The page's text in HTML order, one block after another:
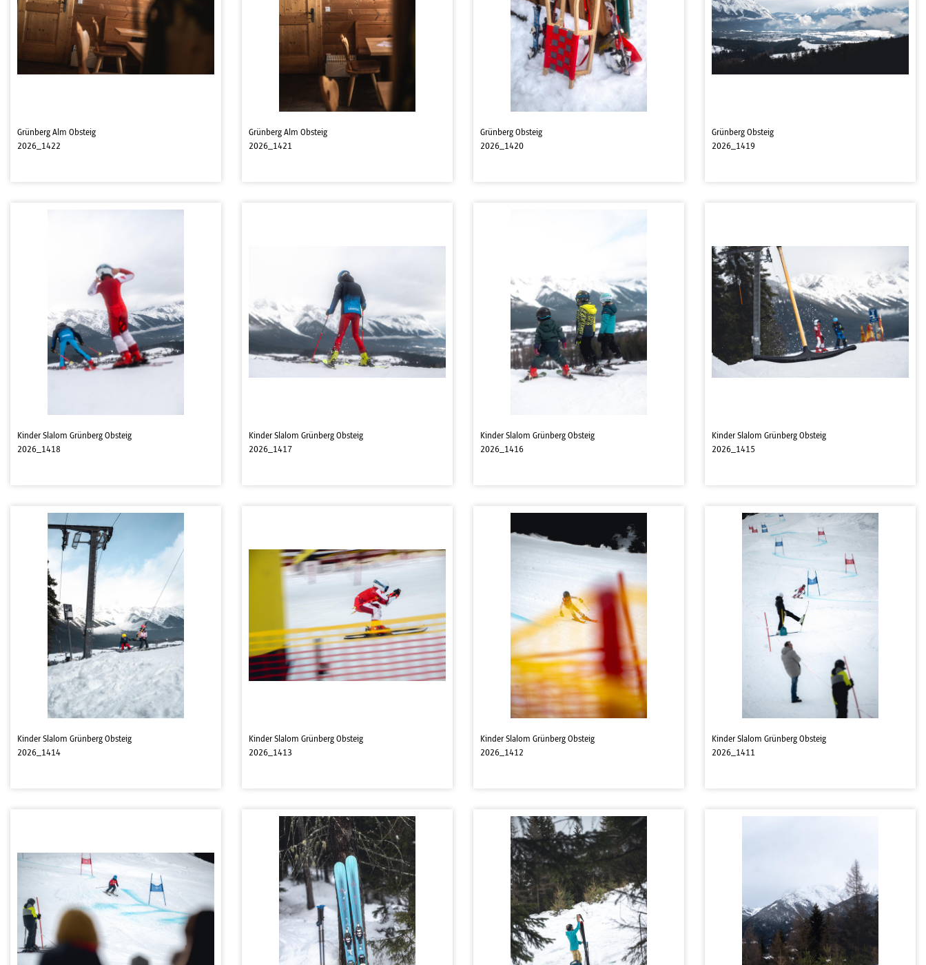
Grünberg Alm Obsteig
2026_1422
Grünberg Alm Obsteig
2026_1421
Grünberg Obsteig
2026_1420
Grünberg Obsteig
2026_1419
Kinder Slalom Grünberg Obsteig
2026_1418
Kinder Slalom Grünberg Obsteig
2026_1417
Kinder Slalom Grünberg Obsteig
2026_1416
Kinder Slalom Grünberg Obsteig
2026_1415
Kinder Slalom Grünberg Obsteig
2026_1414
Kinder Slalom Grünberg Obsteig
2026_1413
Kinder Slalom Grünberg Obsteig
2026_1412
Kinder Slalom Grünberg Obsteig
2026_1411